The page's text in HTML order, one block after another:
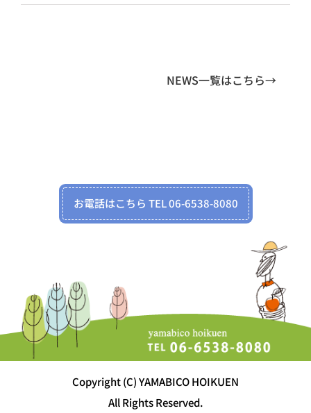
NEWS一覧はこちら→
お電話はこちら TEL 06-6538-8080
Copyright (C) YAMABICO HOIKUEN
All Rights Reserved.